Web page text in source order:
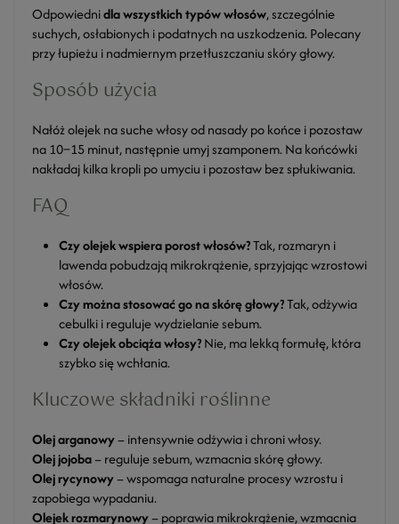
Odpowiednidla wszystkich typów włosów, szczególnie
suchych, osłabionych i podatnych na uszkodzenia. Polecany
przy łupieżu i nadmiernym przetłuszczaniu skóry głowy.
Sposób użycia
Nałóż olejek na suche włosy od nasady po końce i pozostaw
na 10–15 minut, następnie umyj szamponem. Na końcówki
nakładaj kilka kropli po umyciu i pozostaw bez spłukiwania.
FAQ
Czy olejek wspiera porost włosów?Tak, rozmaryn i
lawenda pobudzają mikrokrążenie, sprzyjając wzrostowi
włosów.
Czy można stosować go na skórę głowy?Tak, odżywia
cebulki i reguluje wydzielanie sebum.
Czy olejek obciąża włosy?Nie, ma lekką formułę, która
szybko się wchłania.
Kluczowe składniki roślinne
Olej arganowy– intensywnie odżywia i chroni włosy.
Olej jojoba– reguluje sebum, wzmacnia skórę głowy.
Olej rycynowy– wspomaga naturalne procesy wzrostu i
zapobiega wypadaniu.
Olejek rozmarynowy– poprawia mikrokrążenie, wzmacnia